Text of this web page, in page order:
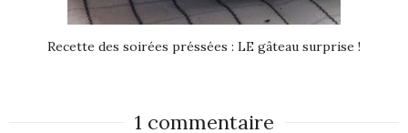
Recette des soirées préssées : LE gâteau surprise !
1 commentaire